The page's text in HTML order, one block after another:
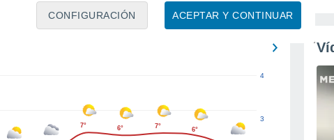
ACEPTAR Y CONTINUAR
CONFIGURACIÓN
3
4
7° 6° 7° 6°